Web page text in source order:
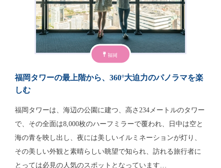
福岡
福岡タワーの最上階から、360°大迫力のパノラマを楽
しむ
福岡タワーは、海辺の公園に建つ、高さ234メートルのタワー
で、その全面は8,000枚のハーフミラーで覆われ、日中は空と
海の青を映し出し、夜には美しいイルミネーションが灯り、
その美しい外観と素晴らしい眺望で知られ、訪れる旅行者に
とっては必見の人気のスポットとなっています…